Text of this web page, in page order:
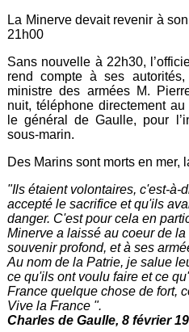
La Minerve devait revenir à
21h00
Sans nouvelle à 22h30,
rend compte à ses
ministre des armées M.
nuit, téléphone directement
le général de Gaulle, pour
sous-marin.
Des Marins sont morts en
"Ils étaient volontaires, c'est-à-
accepté le sacrifice et qu'ils
danger. C'est pour cela en
Minerve a laissé au coeur de
souvenir profond, et à ses
Au nom de la Patrie, je salue
ce qu'ils ont voulu faire et ce
France quelque chose de fort,
Vive la France ".
Charles de Gaulle, 8 février